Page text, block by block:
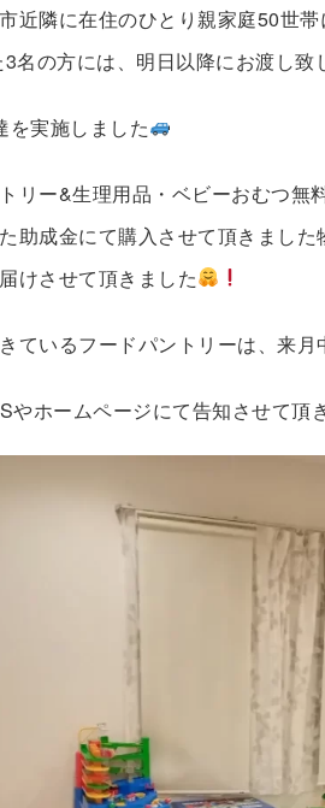
近隣に在住のひとり親家庭50世帯
名の方には、明日以降にお渡し致
を実施しました
リー&生理用品・ベビーおむつ無
助成金にて購入させて頂きまし
けさせて頂きました
ているフードパントリーは、来
やホームページにて告知させて頂